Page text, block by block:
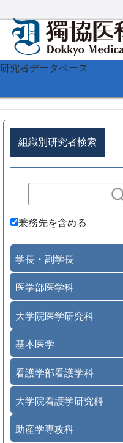
研究者データベース
組織別研究者検索
兼務先を含める
学長・副学長
医学部医学科
大学院医学研究科
基本医学
看護学部看護学科
大学院看護学研究科
助産学専攻科